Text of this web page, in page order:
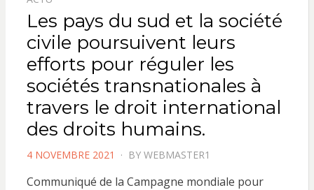
Les pays du sud et la société
civile poursuivent leurs
efforts pour réguler les
sociétés transnationales à
travers le droit international
des droits humains.
POSTED
4 NOVEMBRE 2021 BY WEBMASTER1
Communiqué de la Campagne mondiale pour